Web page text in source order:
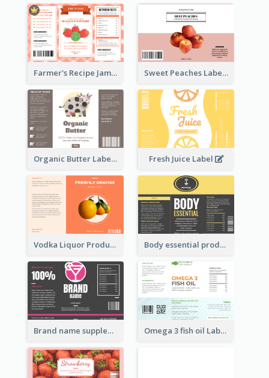
Farmer's Recipe Jam Label Sweet Peaches Label
Organic Butter Label Fresh Juice Label
Vodka Liquor Product Label Body essential product label
Brand name supplement Label Omega 3 fish oil Label